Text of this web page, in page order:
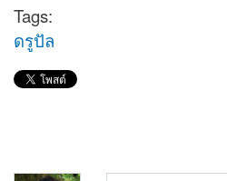
Tags:
ดรูปัล